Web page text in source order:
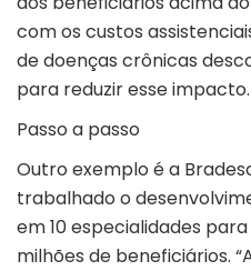
com os custos
de doenças crônicas
para reduzir esse impacto.
Passo a passo
Outro exemplo é a
trabalhado o
em 10 especialidades
milhões de beneficiários.